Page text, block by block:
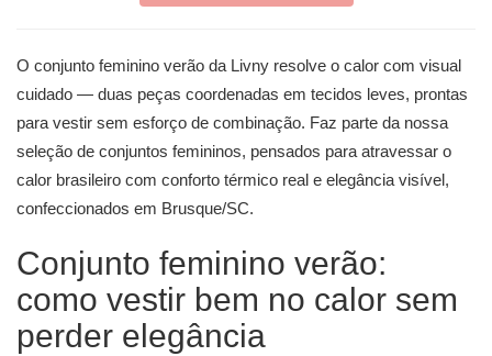
O conjunto feminino verão da Livny resolve o calor com visual
cuidado — duas peças coordenadas em tecidos leves, prontas
para vestir sem esforço de combinação. Faz parte da nossa
seleção de conjuntos femininos, pensados para atravessar o
calor brasileiro com conforto térmico real e elegância visível,
confeccionados em Brusque/SC.
Conjunto feminino verão:
como vestir bem no calor sem
perder elegância